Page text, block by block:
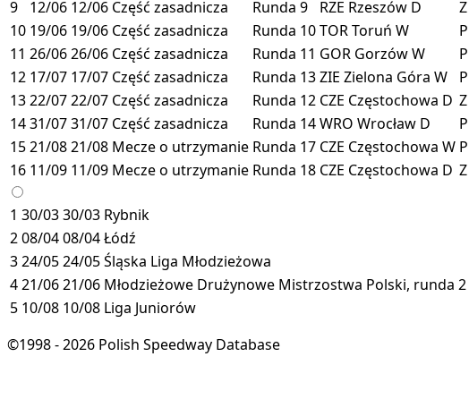
9
12/06 12/06 Część zasadnicza Runda 9 RZE Rzeszów D Z
10 19/06 19/06 Część zasadnicza Runda 10TORToruń W P
11 26/0626/06 Część zasadnicza Runda 11 GOR GorzówW P
12 17/07 17/07 Część zasadnicza Runda 13ZIE Zielona Góra W P
1322/0722/07 Część zasadnicza Runda 12 CZE Częstochowa D Z
1431/0731/07 Część zasadnicza Runda 14WRO Wrocław D P
1521/0821/08 Mecze o utrzymanie Runda 17 CZE Częstochowa W P
16 11/09 11/09 Mecze o utrzymanie Runda 18 CZE Częstochowa D Z
1 30/0330/03 Rybnik
208/0408/04Łódź
324/0524/05Śląska Liga Młodzieżowa
421/0621/06 Młodzieżowe Drużynowe Mistrzostwa Polski, runda 2
5 10/08 10/08 Liga Juniorów
©1998 - 2026 Polish Speedway Database